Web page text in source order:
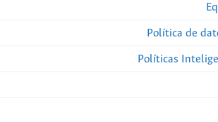
Política de
Políticas